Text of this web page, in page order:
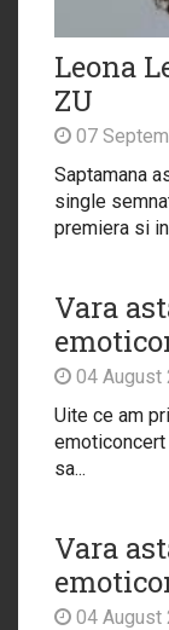
Leona
ZU
07
Saptamana
single
premiera si in
Vara
04 August
Uite ce am
emoticoncert
sa...
Vara
04 August